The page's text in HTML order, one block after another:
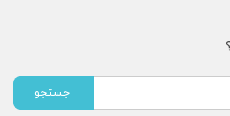
جستجو